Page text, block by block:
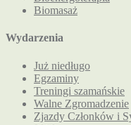
Biomasaż
Wydarzenia
Już niedługo
Egzaminy
Treningi szamańskie
Walne Zgromadzenie
Zjazdy Członków i